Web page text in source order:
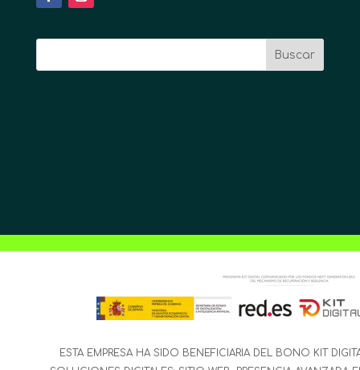
Buscar
ESTA EMPRESA HA SIDO BENEFICIARIA DEL BONO KIT